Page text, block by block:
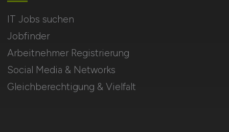
IT Jobs suchen
Jobfinder
Arbeitnehmer Registrierung
Social Media & Networks
Gleichberechtigung & Vielfalt